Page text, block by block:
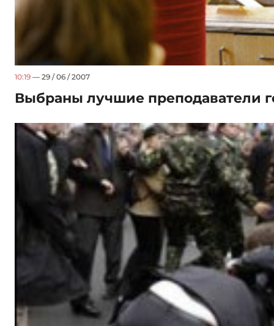
10:19 — 29 / 06 / 2007
Выбраны лучшие преподаватели